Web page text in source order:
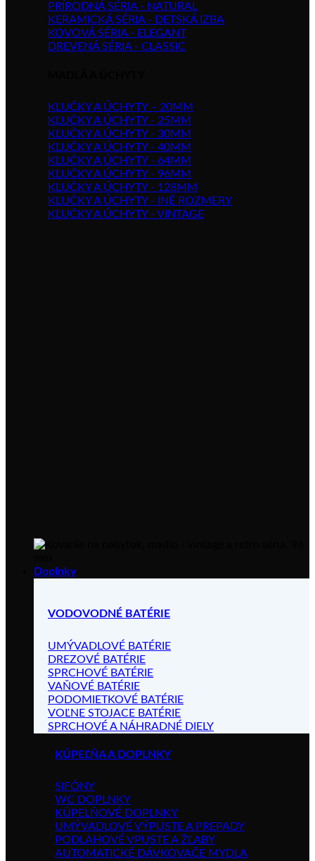
PRÍRODNÁ SÉRIA - NATURAL
KERAMICKÁ SÉRIA - DETSKÁ IZBA
KOVOVÁ SÉRIA - ELEGANT
DREVENÁ SÉRIA - CLASSIC
KĽUČKY A ÚCHYTY – 20MM
KĽUČKY A ÚCHYTY - 25MM
KĽUČKY A ÚCHYTY - 30MM
KĽUČKY A ÚCHYTY - 40MM
KĽUČKY A ÚCHYTY - 64MM
KĽUČKY A ÚCHYTY - 96MM
KĽUČKY A ÚCHYTY - 128MM
KĽUČKY A ÚCHYTY - INÉ ROZMERY
KĽUČKY A ÚCHYTY - VINTAGE
Doplnky
VODOVODNÉ BATÉRIE
UMÝVADLOVÉ BATÉRIE
DREZOVÉ BATÉRIE
SPRCHOVÉ BATÉRIE
VAŇOVÉ BATÉRIE
PODOMIETKOVÉ BATÉRIE
VOĽNE STOJACE BATÉRIE
SPRCHOVÉ A NÁHRADNÉ DIELY
KÚPEĽŇA A DOPLNKY
SIFÓNY
WC DOPLNKY
KÚPELŇOVÉ DOPLNKY
UMÝVADLOVÉ VÝPUSTE A PREPADY
PODLAHOVÉ VPUSTE A ŽĽABY
AUTOMATICKÉ DÁVKOVAČE MYDLA